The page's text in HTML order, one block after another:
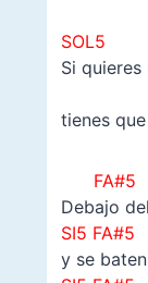
SOL5
Si
tienes
FA#5
Debajo
SI5 FA#5
y se